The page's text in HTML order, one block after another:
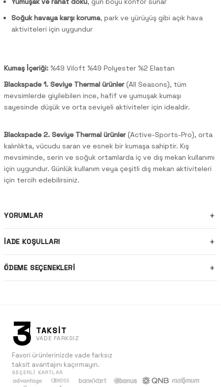
Soğuk havaya karşı koruma, park ve yürüyüş gibi açık hava
aktiviteleri için uygundur
Kumaş İçeriği: %49 Viloft %49 Polyester %2 Elastan
Blackspade 1. Seviye Thermal ürünler (All Seasons), tüm
mevsimlerde giyilebilen ince, hafif ve yumuşak kumaşı
sayesinde düşük ve orta seviyeli aktiviteler için idealdir.
Blackspade 2. Seviye Thermal ürünler (Active-Sports-Pro), orta
kalınlıkta, vücudu saran ve esnek bir kumaşa sahiptir. Kış
mevsiminde, serin ve soğuk ortamlarda iç ve dış mekan kullanımı
için uygundur. Günlük kullanım veya çeşitli dış mekan aktiviteleri
için tercih edebilirsiniz.
YORUMLAR
İADE KOŞULLARI
ÖDEME SEÇENEKLERI
3 TAKSİT
VADE FARKSIZ
Favori ürünlerinizde vade farksız
taksit avantajını kaçırmayın.
GEÇERLI KARTLAR